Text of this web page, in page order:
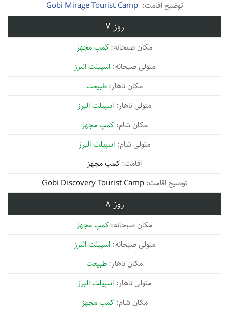
Gobi Mirage Tourist Camp
7
کمپ مجهز
اسپیلت البرز
طبیعت
اسپیلت البرز
کمپ مجهز
اسپیلت البرز
کمپ مجهز
Gobi Discovery Tourist Camp
8
کمپ مجهز
اسپیلت البرز
طبیعت
اسپیلت البرز
کمپ مجهز